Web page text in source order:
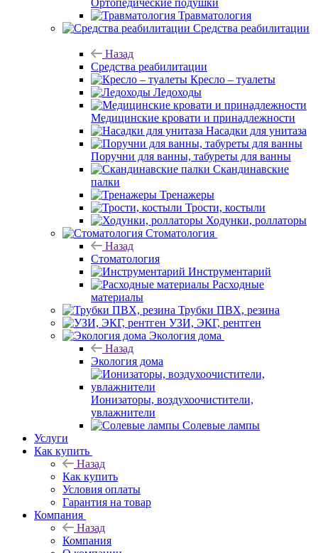
Ортопедические подушки
Травматология
Средства реабилитации
Назад
Средства реабилитации
Кресло – туалеты
Ледоходы
Медицинские кровати и принадлежности
Насадки для унитаза
Поручни для ванны, табуреты для ванны
Скандинавские
палки
Тренажеры
Трости, костыли
Ходунки, роллаторы
Стоматология
Назад
Стоматология
Инструментарий
Расходные
материалы
Трубки ПВХ, резина
УЗИ, ЭКГ, рентген
Экология дома
Назад
Экология дома
Ионизаторы, воздухоочистители,
увлажнители
Солевые лампы
Услуги
Как купить
Назад
Как купить
Условия оплаты
Гарантия на товар
Компания
Назад
Компания